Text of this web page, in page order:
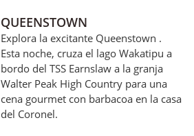
QUEENSTOWN
Explora la excitante Queenstown .
Esta noche, cruza el lago Wakatipu a
bordo del TSS Earnslaw a la granja
Walter Peak High Country para una
cena gourmet con barbacoa en la casa
del Coronel.